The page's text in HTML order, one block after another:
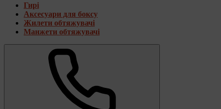
Гирі
Аксесуари для боксу
Жилети обтяжувачі
Манжети обтяжувачі